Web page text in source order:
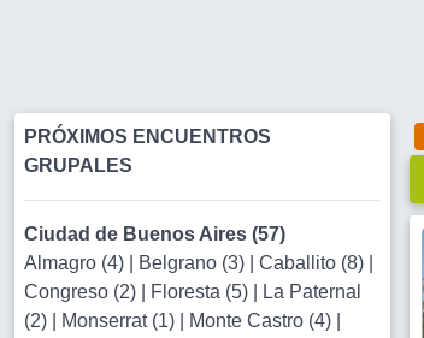
PRÓXIMOS ENCUENTROS
GRUPALES
Ciudad de Buenos Aires (57)
Almagro (4)
Belgrano (3) Caballito (8)
Congreso (2)
Floresta (5)
La Paternal
(2)
Monserrat (1) Monte Castro (4)